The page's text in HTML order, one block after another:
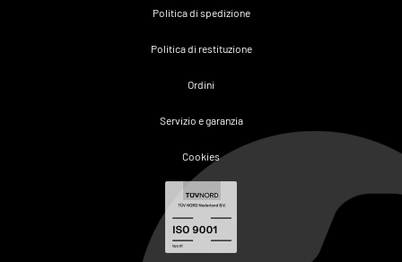
Politica di spedizione
Politica di restituzione
Ordini
Servizio e garanzia
Cookies